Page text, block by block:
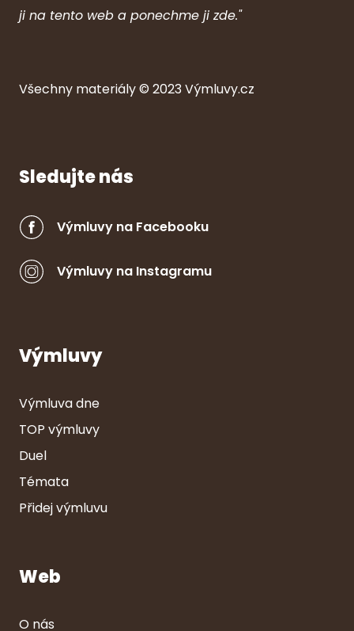
ji na tento web a ponechme ji zde."
Všechny materiály © 2023Výmluvy.cz
Sledujte nás
Výmluvy na Facebooku
Výmluvy na Instagramu
Výmluvy
Výmluva dne
TOP výmluvy
Duel
Témata
Přidej výmluvu
Web
O nás